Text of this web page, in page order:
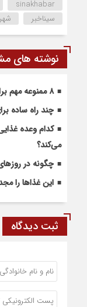
sinakhabar
سیناخبر
نوشته های
۸ ممنوعه مهم برای کودکان قبل از خواب
چند راه ساده
کدام وعده
می‌کند؟
چگونه در
این غذاها را
ثبت دیدگاه